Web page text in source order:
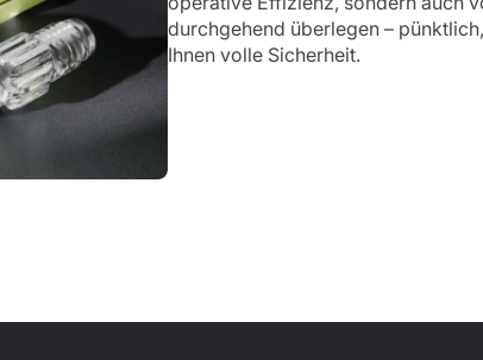
durchgehend überlegen –
Ihnen volle Sicherheit.